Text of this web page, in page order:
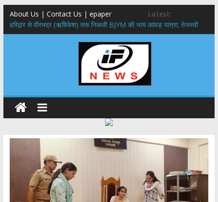
About Us | Contact Us | epaper
Latest:
​हरिद्वार से वीरभद्र (ऋषिकेश) तक निकली BJYM की भव्य कांवड़ यात्रा; तेजस्वी
सूर्या ने की देश व प्रदेशवासियों के कल्याण की कामना
नंदा की चौकी पुल हादसा: PWD के EE, AE और JE निलंबित, सीएम धामी के निर्देश
मुख्यमंत्री ने 9 लाख 87 हजार17 पेंशन लाभार्थियों को कुल 146 करोड़ 32 लाख
राष्ट्रीय हथकरघा दिवस पर मुख्यमंत्री धामी ने उत्कृष्ट बुनकरों और हस्तशिल्प
कारीगरों को किया सम्मानित
​धामी कैबिनेट का बड़ा फैसला: पशुपालकों को 60% तक सब्सिडी, गंगा एक्सप्रेसवे का
हरिद्वार तक होगा विस्तार